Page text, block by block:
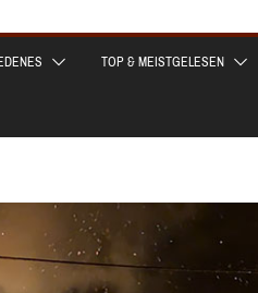
TOP & MEISTGELESEN